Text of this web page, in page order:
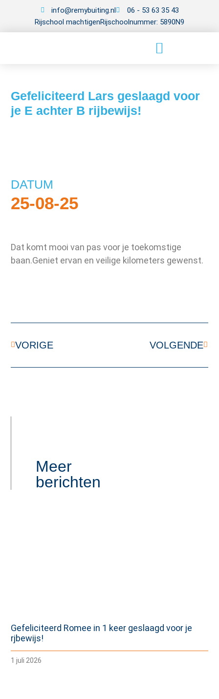
info@remybuiting.nl
06 - 53 63 35 43
Rijschool machtigenRijschoolnummer: 5890N9
Gefeliciteerd Lars geslaagd voor
je E achter B rijbewijs!
DATUM
25-08-25
Dat komt mooi van pas voor je toekomstige
baan.Geniet ervan en veilige kilometers gewenst.
VORIGE VOLGENDE
Meer
berichten
Gefeliciteerd Romee in 1 keer geslaagd voor je
rjbewijs!
1 juli 2026